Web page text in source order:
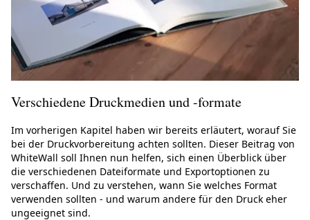
Verschiedene Druckmedien und -formate
Im vorherigen Kapitel haben wir bereits erläutert, worauf Sie
bei der Druckvorbereitung achten sollten. Dieser Beitrag von
WhiteWall soll Ihnen nun helfen, sich einen Überblick über
die verschiedenen Dateiformate und Exportoptionen zu
verschaffen. Und zu verstehen, wann Sie welches Format
verwenden sollten - und warum andere für den Druck eher
ungeeignet sind.